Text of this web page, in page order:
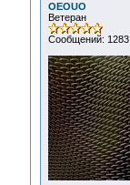
OEOUO
Ветеран
Сообщений: 1283